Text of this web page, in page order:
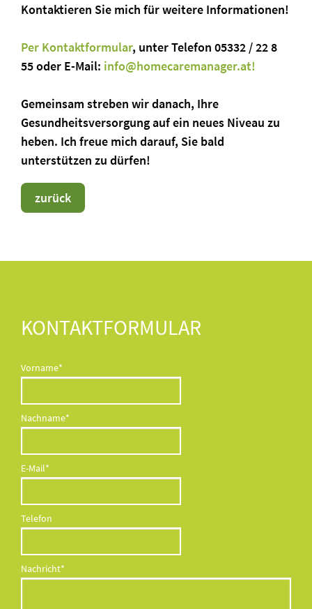
Kontaktieren Sie mich für weitere Informationen!
Per Kontaktformular, unter Telefon 05332 / 22 8
55 oder E-Mail: info@homecaremanager.at!
Gemeinsam streben wir danach, Ihre
Gesundheitsversorgung auf ein neues Niveau zu
heben. Ich freue mich darauf, Sie bald
unterstützen zu dürfen!
zurück
KONTAKTFORMULAR
Pflichtfeld
Vorname*
Pflichtfeld
Nachname*
Pflichtfeld
E-Mail*
Telefon
Pflichtfeld
Nachricht*